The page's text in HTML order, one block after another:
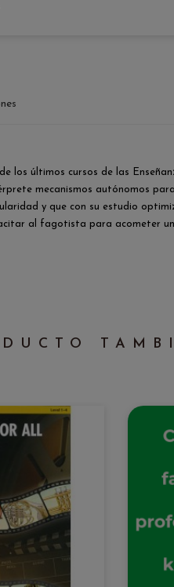
últimos cursos de las
mecanismos autónomos
y que con su estudio
al fagotista para acometer